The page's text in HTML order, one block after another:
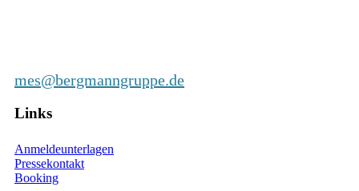
mes@bergmanngruppe.de
Links
Anmeldeunterlagen
Pressekontakt
Booking